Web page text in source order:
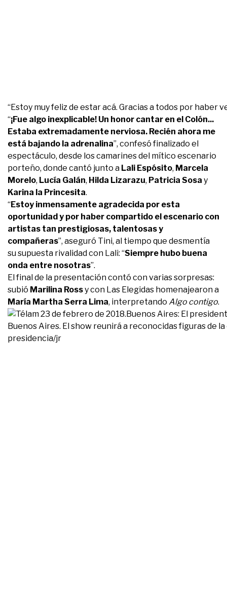
“Estoy muy feliz de estar acá. Gracias a todos por haber
“¡Fue algo inexplicable! Un honor cantar en el Colón...
Estaba extremadamente nerviosa. Recién ahora me
está bajando la adrenalina”, confesó finalizado el
espectáculo, desde los camarines del mítico escenario
porteño, donde cantó junto a Lali Espósito, Marcela
Morelo, Lucía Galán, Hilda Lizarazu, Patricia Sosa y
Karina la Princesita.
“Estoy inmensamente agradecida por esta
oportunidad y por haber compartido el escenario con
artistas tan prestigiosas, talentosas y
compañeras”, aseguró Tini, al tiempo que desmentía
su supuesta rivalidad con Lali: “Siempre hubo buena
onda entre nosotras”.
El final de la presentación contó con varias sorpresas:
subió Marilina Rossy con Las Elegidas homenajearon a
María Martha Serra Lima, interpretando Algo contigo.